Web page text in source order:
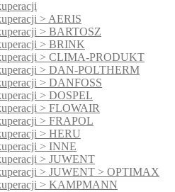
> AERIS
> BARTOSZ
> BRINK
> CLIMA-PRODUKT
> DAN-POLTHERM
> DANFOSS
> DOSPEL
> FLOWAIR
> FRAPOL
> HERU
> INNE
> JUWENT
> JUWENT > OPTIMAX
> KAMPMANN